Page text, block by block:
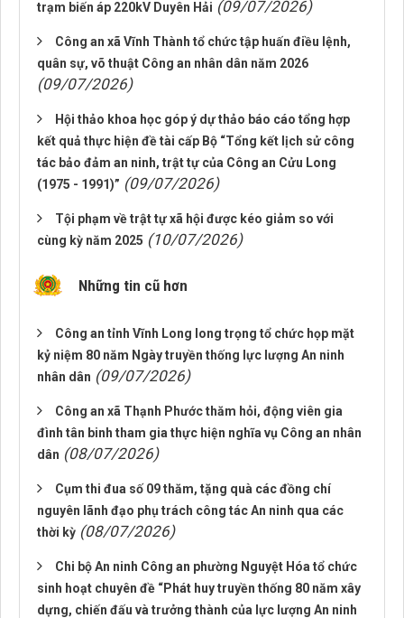
trạm biến áp 220kV Duyên Hải (09/07/2026)
Công an xã Vĩnh Thành tổ chức tập huấn điều lệnh,
quân sự, võ thuật Công an nhân dân năm 2026
(09/07/2026)
Hội thảo khoa học góp ý dự thảo báo cáo tổng hợp
kết quả thực hiện đề tài cấp Bộ “Tổng kết lịch sử công
tác bảo đảm an ninh, trật tự của Công an Cửu Long
(1975 - 1991)” (09/07/2026)
Tội phạm về trật tự xã hội được kéo giảm so với
cùng kỳ năm 2025 (10/07/2026)
Những tin cũ hơn
Công an tỉnh Vĩnh Long long trọng tổ chức họp mặt
kỷ niệm 80 năm Ngày truyền thống lực lượng An ninh
nhân dân (09/07/2026)
Công an xã Thạnh Phước thăm hỏi, động viên gia
đình tân binh tham gia thực hiện nghĩa vụ Công an nhân
dân (08/07/2026)
Cụm thi đua số 09 thăm, tặng quà các đồng chí
nguyên lãnh đạo phụ trách công tác An ninh qua các
thời kỳ (08/07/2026)
Chi bộ An ninh Công an phường Nguyệt Hóa tổ chức
sinh hoạt chuyên đề “Phát huy truyền thống 80 năm xây
dựng, chiến đấu và trưởng thành của lực lượng An ninh